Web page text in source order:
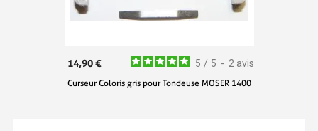
5 / 5 - 2 avis
14,90 €
Curseur Coloris gris pour Tondeuse MOSER 1400